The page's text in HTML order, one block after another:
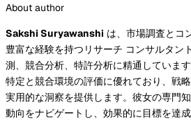
About author
Sakshi Suryawanshi は、市場調査とコ
豊富な経験を持つリサーチ コンサルタン
測、競合分析、特許分析に精通しています
特定と競合環境の評価に優れており、戦
実用的な洞察を提供します。彼女の専門
動向をナビゲートし、効果的に目標を達